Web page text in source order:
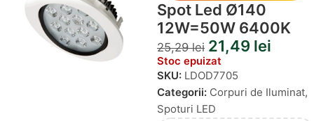
Spot Led Ø140
12W=50W 6400K
25,29lei 21,49 lei
Stoc epuizat
SKU: LDOD7705
Categorii: Corpuri de Iluminat,
Spoturi LED